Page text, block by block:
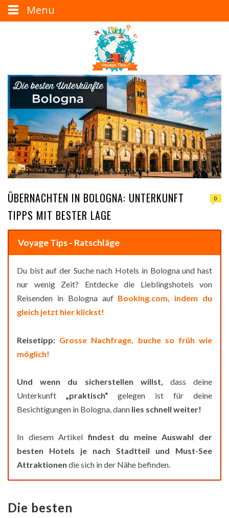
ÜBERNACHTEN IN BOLOGNA: UNTERKUNFT
TIPPS MIT BESTER LAGE
0
Voyage Tips - Ratschläge
Du bist auf der Suche nach Hotels in Bologna und hast
nur wenig Zeit? Entdecke die Lieblingshotels von
Reisenden in Bologna auf Booking.com, indem du
gleich jetzt hier klickst!
Reisetipp: Grosse Nachfrage, buche so früh wie
möglich!
Und wenn du sicherstellen willst, dass deine
Unterkunft „praktisch“ gelegen ist für deine
Besichtigungen in Bologna, dann lies schnell weiter!
In diesem Artikelfindest du meine Auswahl der
besten Hotels je nach Stadtteil und Must-See
Attraktionen die sich in der Nähe befinden.
Die besten
Menu